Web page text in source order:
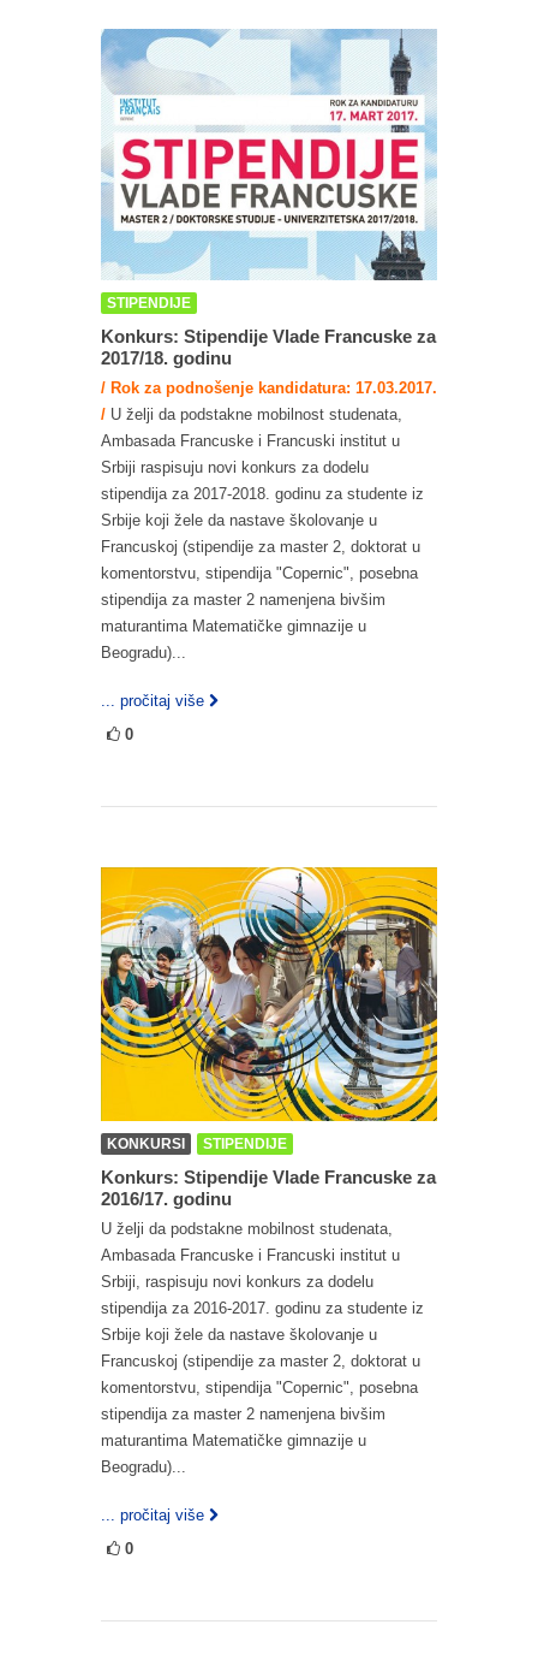
STIPENDIJE
Konkurs: Stipendije Vlade Francuske za
2017/18. godinu
/ Rok za podnošenje kandidatura: 17.03.2017.
/ U želji da podstakne mobilnost studenata,
Ambasada Francuske i Francuski institut u
Srbiji raspisuju novi konkurs za dodelu
stipendija za 2017-2018. godinu za studente iz
Srbije koji žele da nastave školovanje u
Francuskoj (stipendije za master 2, doktorat u
komentorstvu, stipendija "Copernic", posebna
stipendija za master 2 namenjena bivšim
maturantima Matematičke gimnazije u
Beogradu)...
... pročitaj više
0
KONKURSI STIPENDIJE
Konkurs: Stipendije Vlade Francuske za
2016/17. godinu
U želji da podstakne mobilnost studenata,
Ambasada Francuske i Francuski institut u
Srbiji, raspisuju novi konkurs za dodelu
stipendija za 2016-2017. godinu za studente iz
Srbije koji žele da nastave školovanje u
Francuskoj (stipendije za master 2, doktorat u
komentorstvu, stipendija "Copernic", posebna
stipendija za master 2 namenjena bivšim
maturantima Matematičke gimnazije u
Beogradu)...
... pročitaj više
0